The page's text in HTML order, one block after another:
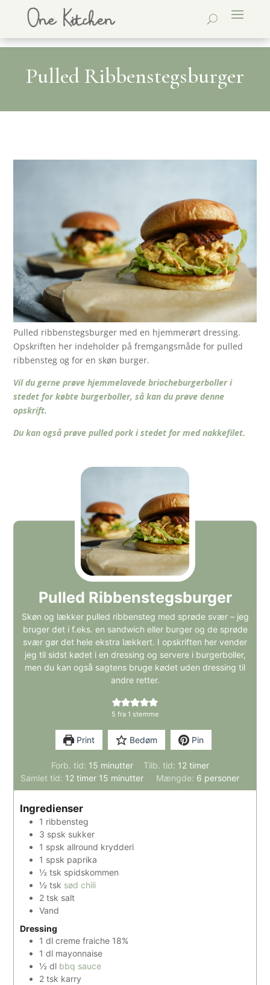
Pulled Ribbenstegsburger
Pulled ribbenstegsburger med en hjemmerørt dressing.
Opskriften her indeholder på fremgangsmåde for pulled
ribbensteg og for en skøn burger.
Vil du gerne prøve hjemmelavede briocheburgerboller i
stedet for købte burgerboller, så kan du prøve denne
opskrift.
Du kan også prøve pulled pork i stedet for med nakkefilet.
Pulled Ribbenstegsburger
Skøn og lækker pulled ribbensteg med sprøde svær – jeg
bruger det i f.eks. en sandwich eller burger og de sprøde
svær gør det hele ekstra lækkert. I opskriften her vender
jeg til sidst kødet i en dressing og servere i burgerboller,
men du kan også sagtens bruge kødet uden dressing til
andre retter.
5 fra 1 stemme
Print Bedøm Pin
Forb. tid: 15minutter
minutter Tilb. tid: 12timer
timer
Samlet tid: 12timer
timer 15 minutter
minutter Mængde: 6 personer
Ingredienser
1 ribbensteg
3 spsk sukker
1 spsk allround krydderi
1 spsk paprika
½ tsk spidskommen
½ tsk sød chili
2 tsk salt
Vand
Dressing
1 dl creme fraiche 18%
1 dl mayonnaise
½ dl bbq sauce
2 tsk karry